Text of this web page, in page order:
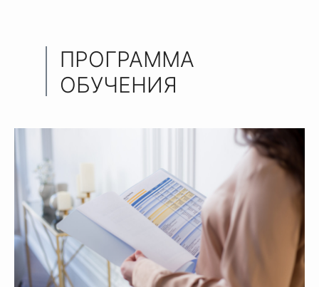
ПРОГРАММА
ОБУЧЕНИЯ
ЗАДАНИЯ С ПРОВЕРКОЙ КУРАТОРА